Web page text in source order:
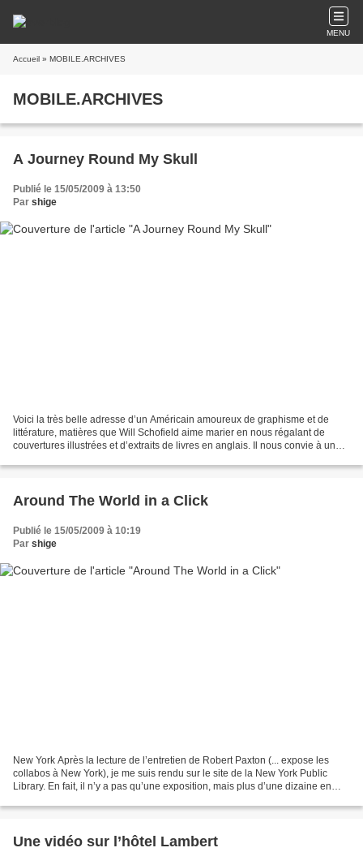
MENU
Accueil » MOBILE.ARCHIVES
MOBILE.ARCHIVES
A Journey Round My Skull
Publié le 15/05/2009 à 13:50
Par shige
Voici la très belle adresse d’un Américain amoureux de graphisme et de
littérature, matières que Will Schofield aime marier en nous régalant de
couvertures illustrées et d’extraits de livres en anglais. Il nous convie à un
Around The World in a Click
Publié le 15/05/2009 à 10:19
Par shige
New York Après la lecture de l’entretien de Robert Paxton (... expose les
collabos à New York), je me suis rendu sur le site de la New York Public
Library. En fait, il n’y a pas qu’une exposition, mais plus d’une dizaine en
Une vidéo sur l’hôtel Lambert